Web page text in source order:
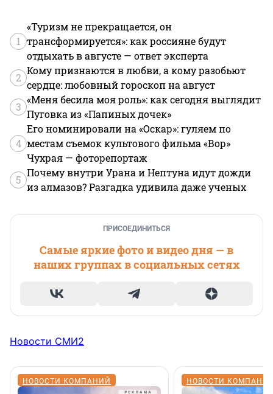
1
«Туризм не прекращается, он
трансформируется»: как россияне будут
отдыхать в августе — ответ эксперта
2
Кому признаются в любви, а кому разобьют
сердце: любовный гороскоп на август
3
«Меня бесила моя роль»: как сегодня выглядит
Пуговка из «Папиных дочек»
4
Его номинировали на «Оскар»: гуляем по
местам съемок культового фильма «Вор»
Чухрая — фоторепортаж
5
Почему внутри Урана и Нептуна идут дожди
из алмазов? Разгадка удивила даже ученых
ПРИСОЕДИНИТЬСЯ
Самые яркие фото и видео дня — в
наших группах в социальных сетях
Новости СМИ2
НОВОСТИ КОМПАНИЙ НОВОСТИ